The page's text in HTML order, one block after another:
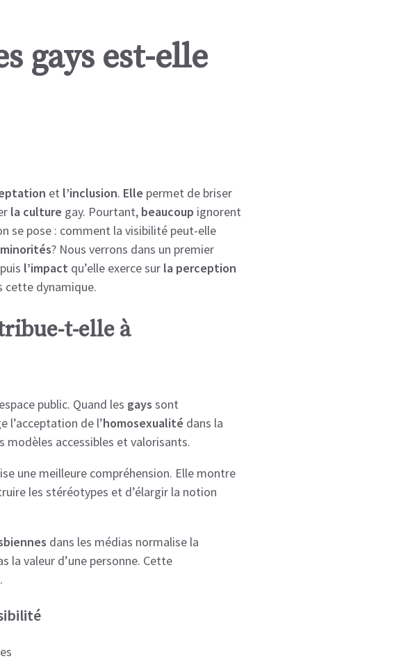
gays est-elle
et l’inclusion. Elle permet de briser
la culture gay. Pourtant, beaucoup ignorent
se pose : comment la visibilité peut-elle
minorités? Nous verrons dans un premier
l’impact qu’elle exerce sur la perception
cette dynamique.
t-elle à
public. Quand les gays sont
de l’homosexualité dans la
modèles accessibles et valorisants.
une meilleure compréhension. Elle montre
les stéréotypes et d’élargir la notion
dans les médias normalise la
la valeur d’une personne. Cette